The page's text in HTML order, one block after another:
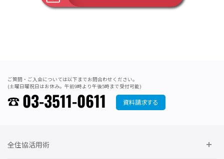
ご質問・ご入会については以下までお問合わせください。
(土曜日曜祝日はお休み。午前9時より午後5時まで受付可能)
03-3511-0611 資料請求する
全住協活用術